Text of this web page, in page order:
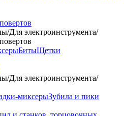
/Для электроинструмента/
БитыЩетки
/Для электроинструмента/
миксерыЗубила и пики